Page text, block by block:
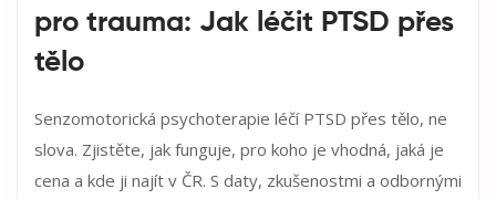
pro trauma: Jak léčit PTSD přes
tělo
Senzomotorická psychoterapie léčí PTSD přes tělo, ne
slova. Zjistěte, jak funguje, pro koho je vhodná, jaká je
cena a kde ji najít v ČR. S daty, zkušenostmi a odbornými